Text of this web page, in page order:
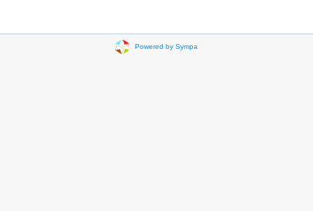
Powered by Sympa